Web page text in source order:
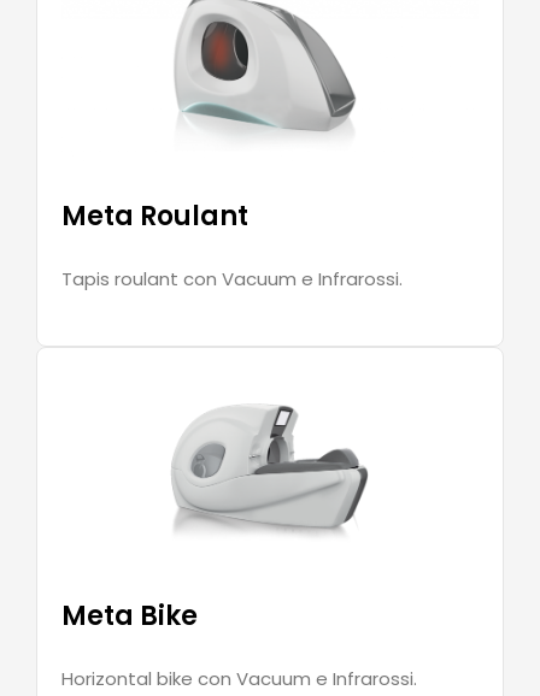
Meta Roulant
Tapis roulant con Vacuum e Infrarossi.
Meta Bike
Horizontal bike con Vacuum e Infrarossi.